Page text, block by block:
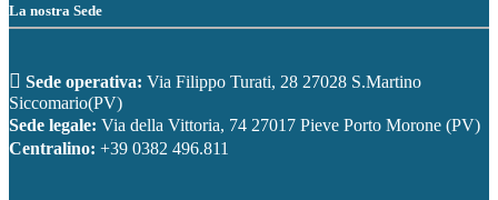
La nostra Sede
Sede operativa: Via Filippo Turati, 28 27028 S.Martino
Siccomario(PV)
Sede legale: Via della Vittoria, 74 27017 Pieve Porto Morone (PV)
Centralino: +39 0382 496.811